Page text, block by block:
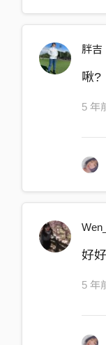
胖吉
啾?
5 年
Wen_
好
5 年